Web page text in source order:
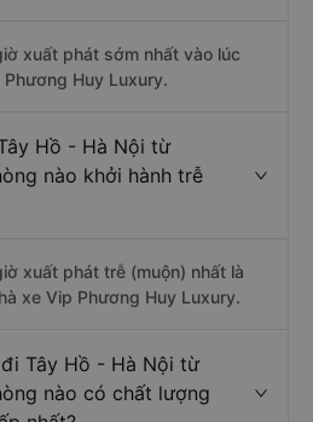
xuất phát sớm nhất vào lúc
Huy Luxury.
Hồ - Hà Nội từ
nào khởi hành trễ
xuất phát trễ (muộn) nhất là
xe Vip Phương Huy Luxury.
Tây Hồ - Hà Nội từ
nào có chất lượng